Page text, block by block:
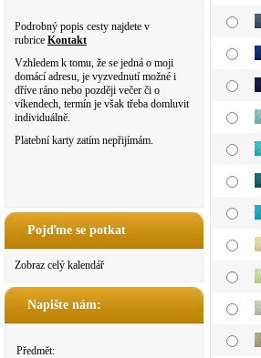
Podrobný popis cesty najdete v
rubrice Kontakt
Vzhledem k tomu, že se jedná o moji
domácí adresu, je vyzvednutí možné i
dříve ráno nebo později večer či o
víkendech, termín je však třeba domluvit
individuálně.
Platební karty zatím nepřijímám.
Pojďme se potkat
Zobraz celý kalendář
Napište nám:
Předmět: